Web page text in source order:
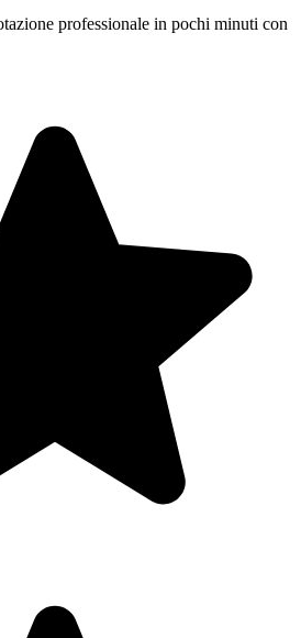
professionale in pochi minuti con